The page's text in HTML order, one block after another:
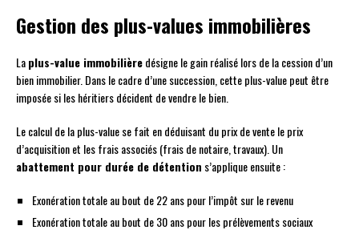
Gestion des plus-values immobilières
Laplus-value immobilièredésigne le gain réalisé lors de la cession d’un
bien immobilier. Dans le cadre d’une succession, cette plus-value peut être
imposée si les héritiers décident de vendre le bien.
Le calcul de la plus-value se fait en déduisant du prix de vente le prix
d’acquisition et les frais associés (frais de notaire, travaux). Un
abattement pour durée de détention s’applique ensuite :
Exonération totale au bout de 22 ans pour l’impôt sur le revenu
Exonération totale au bout de 30 ans pour les prélèvements sociaux